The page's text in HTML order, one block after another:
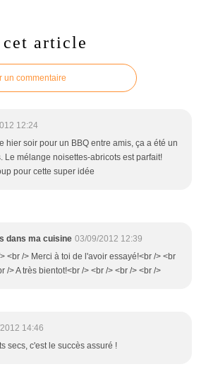
cet article
un commentaire
12:24
hier soir pour un BBQ entre amis, ça a été un
Le mélange noisettes-abricots est parfait!
pour cette super idée
dans ma cuisine 03/09/2012 12:39
<br /> Merci à toi de l'avoir essayé!<br /> <br
/> A très bientot!<br /> <br /> <br /> <br />
14:46
secs, c'est le succès assuré !